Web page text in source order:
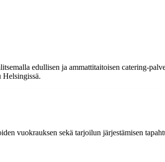
edullisen ja ammattitaitoisen catering-
vuokrauksen sekä tarjoilun järjestämisen